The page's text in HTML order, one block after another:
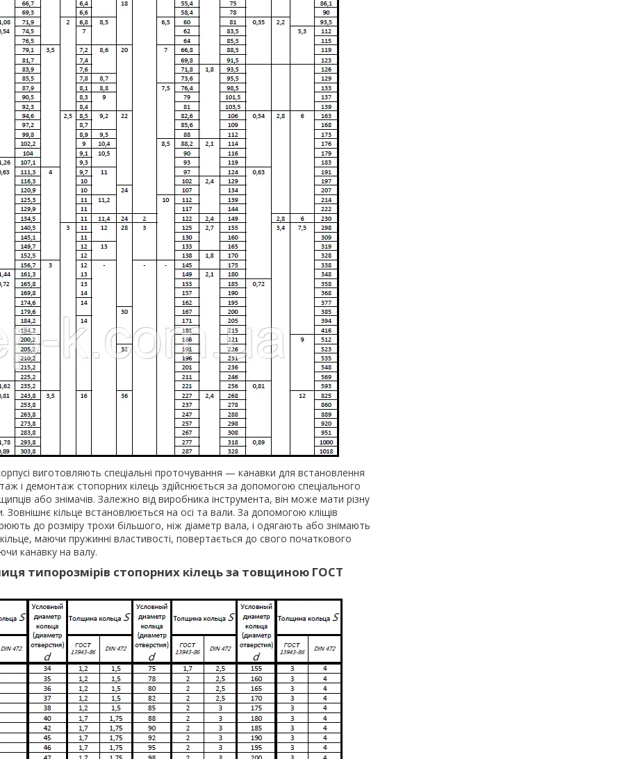
виготовляють спеціальні проточування — канавки для встановлення
і демонтаж стопорних кілець здійснюється за допомогою спеціального
або знімачів. Залежно від виробника інструмента, він може мати різну
Зовнішнє кільце встановлюється на осі та вали. За допомогою кліщів
до розміру трохи більшого, ніж діаметр вала, і одягають або знімають
маючи пружинні властивості, повертається до свого початкового
канавку на валу.
типорозмірів стопорних кілець за товщиною ГОСТ